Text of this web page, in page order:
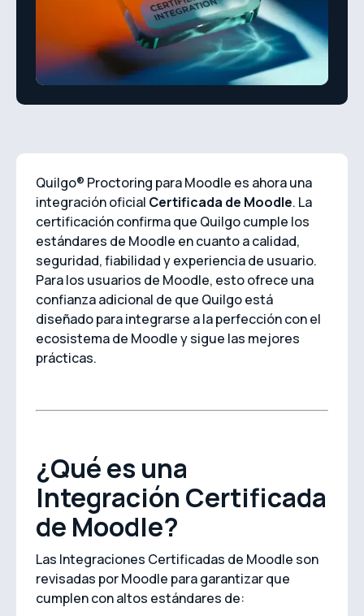
Quilgo® Proctoring para Moodle es ahora una
integración oficial Certificada de Moodle. La
certificación confirma que Quilgo cumple los
estándares de Moodle en cuanto a calidad,
seguridad, fiabilidad y experiencia de usuario.
Para los usuarios de Moodle, esto ofrece una
confianza adicional de que Quilgo está
diseñado para integrarse a la perfección con el
ecosistema de Moodle y sigue las mejores
prácticas.
¿Qué es una
Integración Certificada
de Moodle?
Las Integraciones Certificadas de Moodle son
revisadas por Moodle para garantizar que
cumplen con altos estándares de: